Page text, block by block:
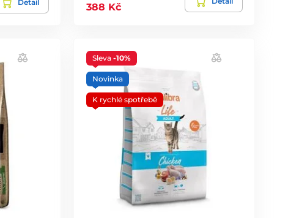
Detail 388 Kč
Sleva-10%
Novinka
K rychlé spotřebě